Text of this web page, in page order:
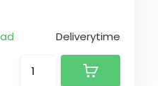
Deliverytime